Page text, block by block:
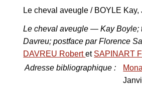
Le cheval aveugle / BOYLE Kay,
Le cheval aveugle — Kay Boyle;
Davreu; postface par Florence
DAVREU Robertet SAPINART
Adresse bibliographique :